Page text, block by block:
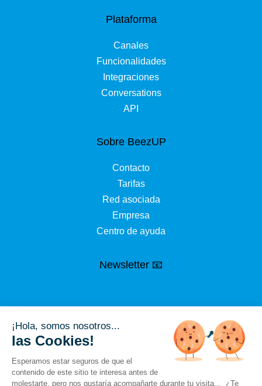
Plataforma
Canales
Funcionalidades
Integraciones
Conversations
API
Sobre BeezUP
Contacto
Tarifas
Red asociada
Empresa
Centro de ayuda
Newsletter 📧
¡Hola, somos nosotros...
las Cookies!
Esperamos estar seguros de que el
contenido de este sitio te interesa antes de
molestarte, pero nos gustaría acompañarte durante tu visita... ¿Te